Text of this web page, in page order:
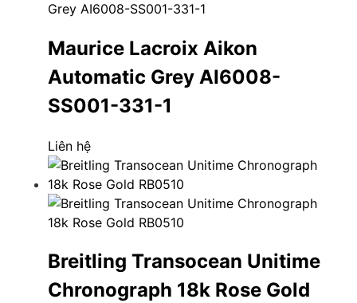
Maurice Lacroix Aikon
Automatic Grey AI6008-
SS001-331-1
Liên hệ
Breitling Transocean Unitime
Chronograph 18k Rose Gold